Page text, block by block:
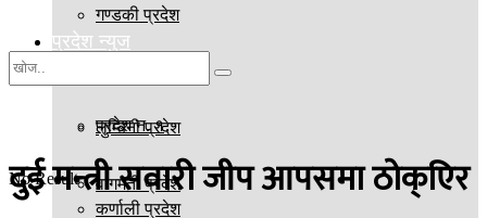
गण्डकी प्रदेश
लुम्बिनी प्रदेश
वागमती प्रदेश
प्रदेश न्युज
प्रदेश न. १
कर्णाली प्रदेश
No Result
दुई मन्त्री सवारी जीप आपसमा ठोक्एिर